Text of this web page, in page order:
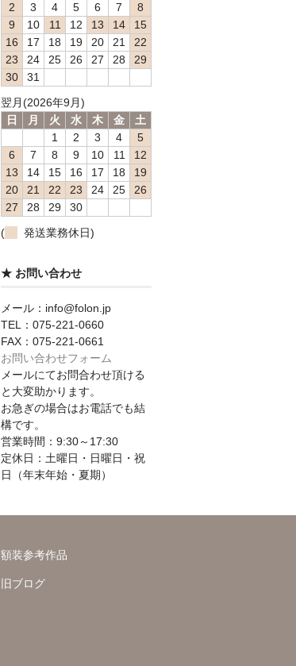
2
3 4 5 6 7
8
9
10 11 12 13 14
15
16
17 18 19 20 21
22
23
24 25 26 27 28
29
30
31
翌月(2026年9月)
日
月 火 水 木 金
土
1
2 3 4
5
6
7 8 9 10 11
12
13
14 15 16 17 18
19
20
21 22 23 24 25
26
27
28 29
30
(
発送業務休日)
★ お問い合わせ
メール：info@folon.jp
TEL：075-221-0660
FAX：075-221-0661
お問い合わせフォーム
メールにてお問合わせ頂ける
と大変助かります。
お急ぎの場合はお電話でも結
構です。
営業時間：9:30～17:30
定休日：土曜日・日曜日・祝
日（年末年始・夏期）
額装参考作品
旧ブログ